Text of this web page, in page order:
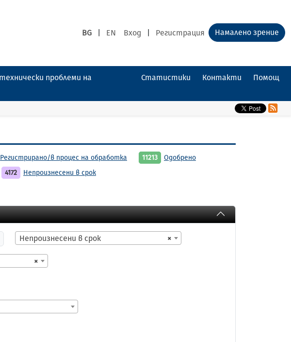
BG EN Вход Регистрация Намалено зрение
проблеми на
Статистики Контакти Помощ
Регистрирано/в процес на обработка 11213
Одобрено
4172
Непроизнесени в срок
×
Непроизнесени в срок
×